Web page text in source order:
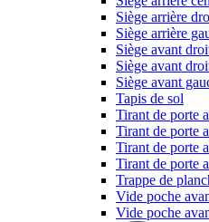
Siège arrière
Siège arrière
Siège avant
Siège avant
Siège avant
Tapis de sol
Tirant de porte
Tirant de porte
Tirant de porte
Tirant de porte
Trappe de
Vide poche
Vide poche